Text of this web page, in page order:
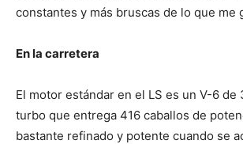
constantes y más bruscas de lo que me
En la carretera
El motor estándar en el LS es un V-6
turbo que entrega 416 caballos de
bastante refinado y potente cuando se